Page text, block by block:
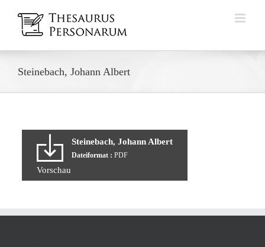
Inhalt
springen
Steinebach, Johann Albert
Steinebach, Johann Albert
Dateiformat : PDF
Vorschau